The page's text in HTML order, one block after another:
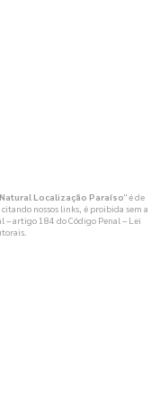
Localização Paraíso" é de
nossos links, é proibida sem a
– artigo 184 do Código Penal – Lei
.